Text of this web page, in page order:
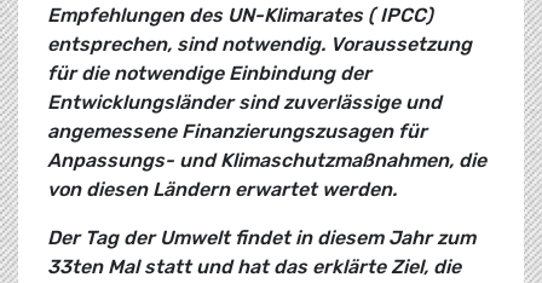
Empfehlungen des UN-Klimarates ( IPCC)
entsprechen, sind notwendig. Voraussetzung
für die notwendige Einbindung der
Entwicklungsländer sind zuverlässige und
angemessene Finanzierungszusagen für
Anpassungs- und Klimaschutzmaßnahmen, die
von diesen Ländern erwartet werden.
Der Tag der Umwelt findet in diesem Jahr zum
33ten Mal statt und hat das erklärte Ziel, die